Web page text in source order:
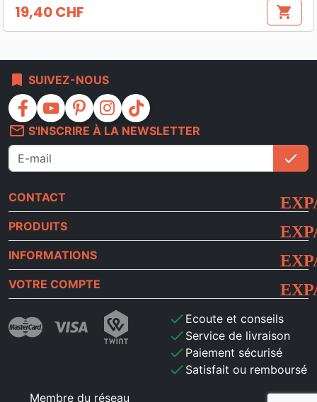
Prix
19,40 CHF shopping_cart
bookmark SUIVEZ-NOUS
facebook youtube pinterest instagram
tiktok
mail_outline S'INSCRIRE À LA NEWSLETTER
check
CONTACT
PRODUITS
INFORMATIONS
VOTRE COMPTE
check Ecoute et conseils
check Service de livraison
check Paiement sécurisé
check Satisfait ou remboursé
Membre du réseau